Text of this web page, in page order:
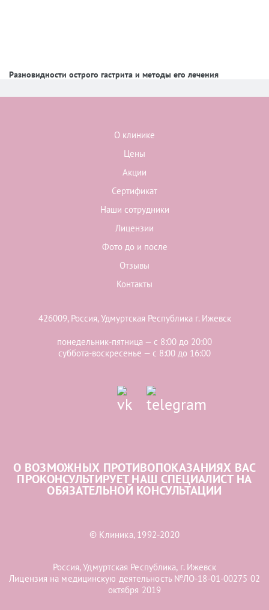
Разновидности острого гастрита и методы его лечения
О клинике
Цены
Акции
Сертификат
Наши сотрудники
Лицензии
Фото до и после
Отзывы
Контакты
426009, Россия, Удмуртская Республика г. Ижевск
понедельник-пятница — с 8:00 до 20:00
суббота-воскресенье — с 8:00 до 16:00
О ВОЗМОЖНЫХ ПРОТИВОПОКАЗАНИЯХ ВАС
ПРОКОНСУЛЬТИРУЕТ НАШ СПЕЦИАЛИСТ НА
ОБЯЗАТЕЛЬНОЙ КОНСУЛЬТАЦИИ
© Клиника, 1992-2020
Россия, Удмуртская Республика, г. Ижевск
Лицензия на медицинскую деятельность №ЛО-18-01-00275 02
октября 2019